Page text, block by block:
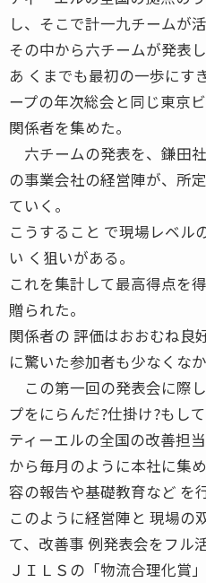
し、そこで計一九チームが活
その中から六チームが発表し
あ くまでも最初の一歩にす
ープの年次総会と同じ東京
関係者を集めた。
六チームの発表を、鎌田
の事業会社の経営陣が、所
ていく。
こうすること で現場レベル
い く狙いがある。
これを集計して最高得点を
贈られた。
関係者の 評価はおおむね良
に驚いた参加者も少なくなか
この第一回の発表会に際
プをにらんだ?仕掛け?もして
ティーエルの全国の改善担
から毎月のように本社に集
容の報告や基礎教育など を
このように経営陣と 現場の
て、改善事 例発表会をフル
ＪＩＬＳの「物流合理化